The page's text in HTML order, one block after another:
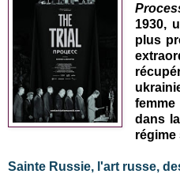
1930,
plus
dans
régime
Sainte Russie, l'art russe,